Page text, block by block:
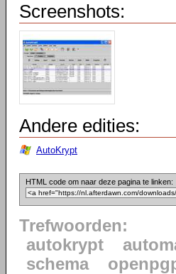
Screenshots:
Andere edities:
AutoKrypt
HTML code om naar deze pagina te linken:
Trefwoorden:
autokrypt
schema